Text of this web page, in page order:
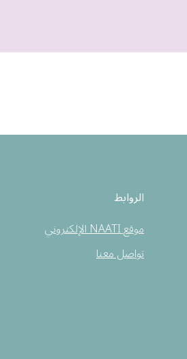
الروابط
موقع NAATI الإلكتروني
تواصل معنا